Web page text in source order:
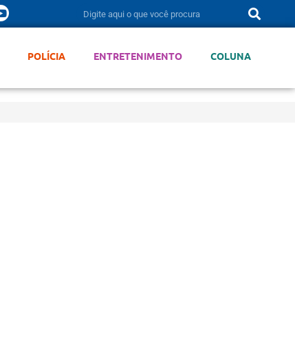
POLÍCIA ENTRETENIMENTO COLUNA